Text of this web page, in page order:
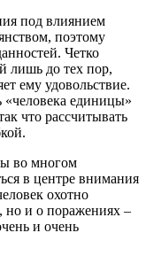
под влиянием
поэтому
Четко
лишь до тех пор,
ему удовольствие.
единицы»
что рассчитывать
во многом
в центре внимания
охотно
но и о поражениях –
и очень